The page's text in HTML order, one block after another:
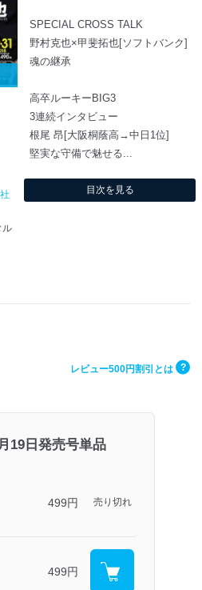
ル
SPECIAL CROSS TALK
野村克也×甲斐拓也[ソフトバンク]
魂の継承
高卒ルーキーBIG3
3連続インタビュー
根尾 昂[大阪桐蔭高→中日1位]
堅実な守備で魅せる...
目次を見る
レビュー500円割引とは ?
19日発売号単品
499円 売り切れ
499円